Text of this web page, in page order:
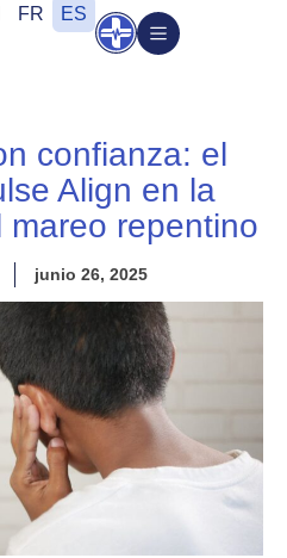
FR ES
Abrir
confianza: el
Align en la
repentino
junio 26, 2025